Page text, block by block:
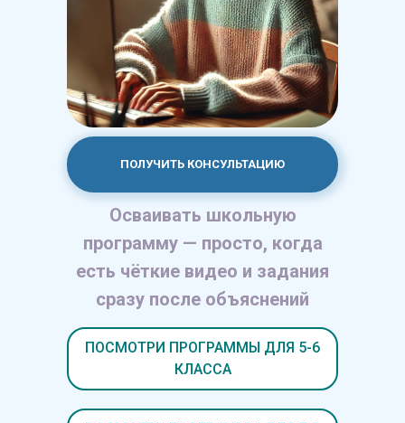
ПОЛУЧИТЬ КОНСУЛЬТАЦИЮ
ПОСМОТРИ ПРОГРАММЫ ДЛЯ 5-6
КЛАССА
Осваивать школьную
программу — просто, когда
есть чёткие видео и задания
сразу после объяснений